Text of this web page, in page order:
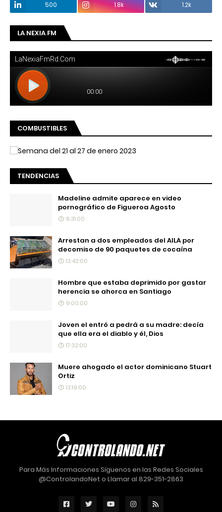
500
1.8k 1.2k
LA NEXIA FM
COMBUSTIBLES
TENDENCIAS
Madeline admite aparece en video
pornográfico de Figueroa Agosto
6:31:00
Arrestan a dos empleados del AILA por
decomiso de 90 paquetes de cocaína
13:42:00
Hombre que estaba deprimido por gastar
herencia se ahorca en Santiago
9:00:00
Joven el entró a pedrá a su madre: decía
que ella era el diablo y él, Dios
17:32:00
Muere ahogado el actor dominicano Stuart
Ortiz
13:19:00
Para Más Informaciones Síguenos en las Redes Sociales
@ControlandoNet o Llamar al 829-351-2863